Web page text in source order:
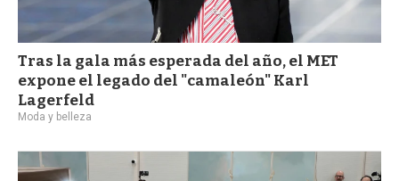
Tras la gala más esperada del año, el MET
expone el legado del "camaleón" Karl
Lagerfeld
Moda y belleza